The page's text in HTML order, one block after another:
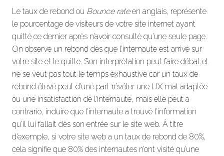
Le taux de rebond ou Bounce rateen anglais, représente
le pourcentage de visiteurs de votre site internet ayant
quitté ce dernier après n’avoir consulté qu’une seule page.
On observe un rebond dès que l’internaute est arrivé sur
votre site et le quitte. Son interprétation peut faire débat et
ne se veut pas tout le temps exhaustive car un taux de
rebond élevé peut d’une part révéler une UX mal adaptée
ou une insatisfaction de l’internaute, mais elle peut à
contrario, induire que l’internaute a trouvé l’information
qu’il lui fallait dès son entrée sur le site web. À titre
d’exemple, si votre site web a un taux de rebond de 80%,
cela signifie que 80% des internautes n’ont visité qu’une